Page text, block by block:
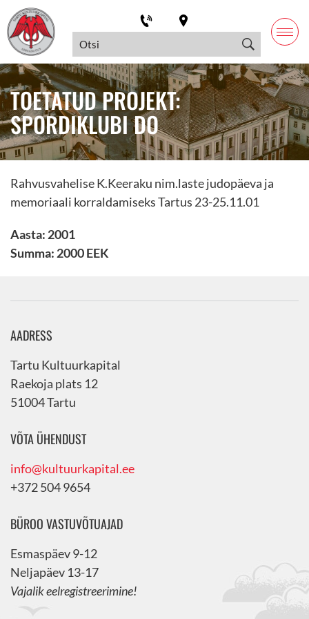
TOETATUD PROJEKT:
SPORDIKLUBI DO
Rahvusvahelise K.Keeraku nim.laste judopäeva ja
memoriaali korraldamiseks Tartus 23-25.11.01
Aasta: 2001
Summa: 2000 EEK
AADRESS
Tartu Kultuurkapital
Raekoja plats 12
51004 Tartu
VÕTA ÜHENDUST
info@kultuurkapital.ee
+372 504 9654
BÜROO VASTUVÕTUAJAD
Esmaspäev 9-12
Neljapäev 13-17
Vajalik eelregistreerimine!